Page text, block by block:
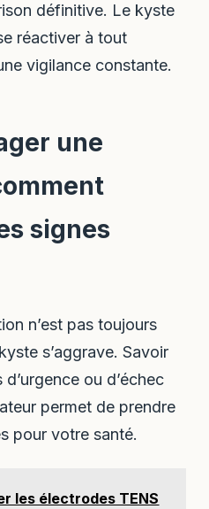
définitive. Le kyste
réactiver à tout
vigilance constante.
une
signes
n’est pas toujours
s’aggrave. Savoir
ou d’échec
permet de prendre
pour votre santé.
les électrodes TENS